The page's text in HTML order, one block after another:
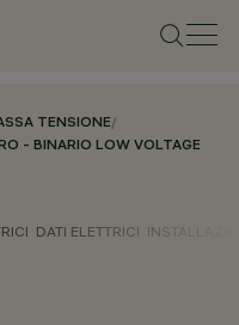
TENSIONE/
- BINARIO LOW VOLTAGE
DATI ELETTRICI